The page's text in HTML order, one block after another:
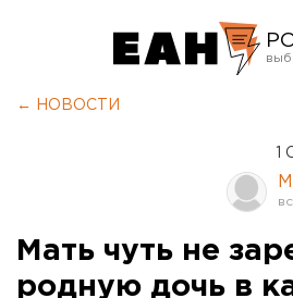
← НОВОСТИ
Мать чуть не
родную дочь в